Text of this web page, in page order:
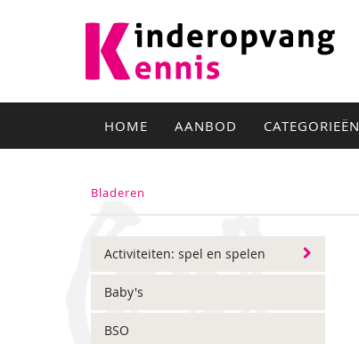
HOME AANBOD CATEGORIEËN
Bladeren
Activiteiten: spel en spelen
Baby's
BSO